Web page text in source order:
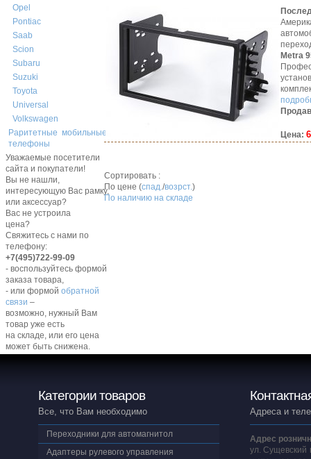
Opel
Pontiac
Saab
Scion
Subaru
Suzuki
Toyota
Universal
Volkswagen
Раритетные мобильные
телефоны
Уважаемые посетители
сайта и покупатели!
Вы не нашли,
интересующую Вас рамку,
или аксессуар?
Вас не устроила
цена?
Свяжитесь с нами по
телефону:
+7(495)722-99-09
- воспользуйтесь формой
заказа товара,
- или формой обратной
связи –
возможно, нужный Вам
товар уже есть
на складе, или его цена
может быть снижена.
Metra
Цена:
Сортировать :
По цене (спад./возрст.)
По наличию на складе
Категории товаров
Все, что Вам необходимо
Переходники для автомагнитол
Адаптеры рулевого управления
Адреса и
Адрес
ул. Сущевский